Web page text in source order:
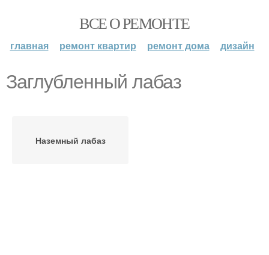
ВСЕ О РЕМОНТЕ
главная ремонт квартир ремонт дома дизайн
Заглубленный лабаз
Наземный лабаз